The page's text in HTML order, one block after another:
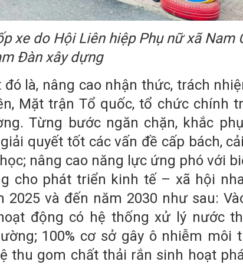
xe do Hội Liên hiệp Phụ nữ xã Nam
Đàn xây dựng
là, nâng cao nhận thức, trách
Mặt trận Tổ quốc, tổ chức chính
Từng bước ngăn chặn, khắc
quyết tốt các vấn đề cấp bách,
nâng cao năng lực ứng phó với
cho phát triển kinh tế – xã hội
và đến năm 2030 như sau:
động có hệ thống xử lý nước
100% cơ sở gây ô nhiễm môi
thu gom chất thải rắn sinh hoạt